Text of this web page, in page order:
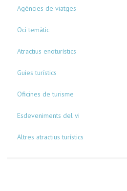
Agències de viatges
Oci temàtic
Atractius enoturístics
Guies turístics
Oficines de turisme
Esdeveniments del vi
Altres atractius turístics